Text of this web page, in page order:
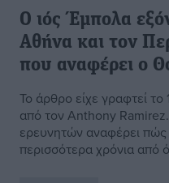
Ο ιός Έμπολα
Αθήνα και τον
που αναφέρει ο
Το άρθρο είχε γραφτεί
από τον Anthony
ερευνητών αναφέρει
περισσότερα χρόνια από